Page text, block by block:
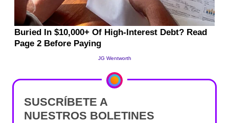
SUSCRÍBETE A
NUESTROS BOLETINES